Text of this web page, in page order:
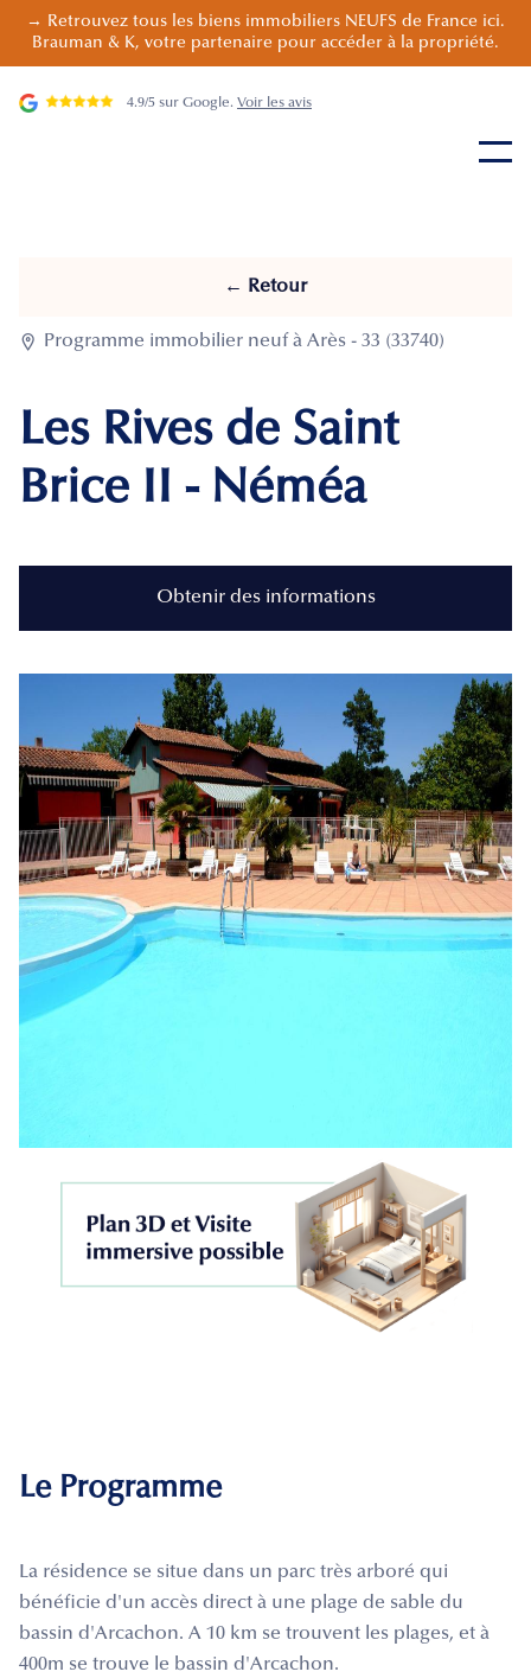
→ Retrouvez tous les biens immobiliers NEUFS de France ici.
Brauman & K, votre partenaire pour accéder à la propriété.
4.9/5 sur Google. Voir les avis
← Retour
 Programme immobilier neuf à Arès - 33 (33740)
Les Rives de Saint
Brice II - Néméa
Obtenir des informations
Le Programme
La résidence se situe dans un parc très arboré qui
bénéficie d'un accès direct à une plage de sable du
bassin d'Arcachon. A 10 km se trouvent les plages, et à
400m se trouve le bassin d'Arcachon.